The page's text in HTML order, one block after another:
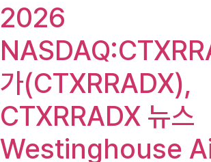
2026
가(CTXRRADX),
CTXRRADX 뉴스
Westinghouse